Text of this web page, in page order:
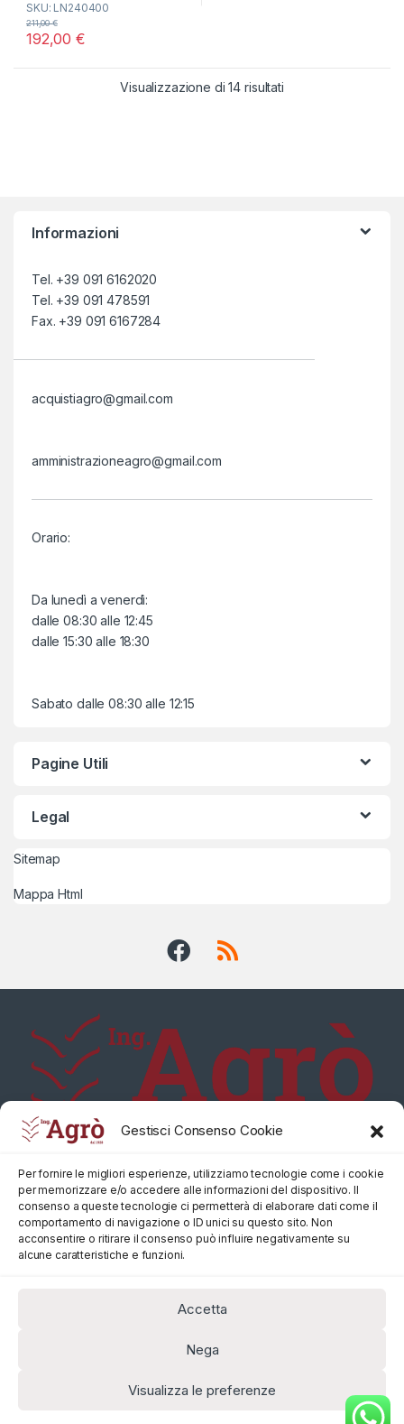
Gestisci Consenso Cookie
Per fornire le migliori esperienze, utilizziamo tecnologie come i cookie
per memorizzare e/o accedere alle informazioni del dispositivo. Il
consenso a queste tecnologie ci permetterà di elaborare dati come il
comportamento di navigazione o ID unici su questo sito. Non
acconsentire o ritirare il consenso può influire negativamente su
alcune caratteristiche e funzioni.
Accetta
Nega
Visualizza le preferenze
lavorando nel comparto
agricolo, ha necessità di
portare con un alleato
possa supportarlo nel taglio di
SKU: LN240400
192,00€
211,00€
Visualizzazione di 14 risultatiPopolarità
Informazioni
Tel. +39 091 6162020
Tel. +39 091 478591
Fax. +39 091 6167284
acquistiagro@gmail.com
amministrazioneagro@gmail.com
Orario:
Da lunedì a venerdì:
dalle 08:30 alle 12:45
dalle 15:30 alle 18:30
Sabato dalle 08:30 alle 12:15
Pagine Utili
Legal
Sitemap
Mappa Html